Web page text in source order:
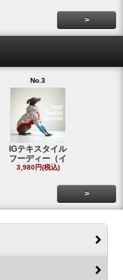
>
No.3
IGテキスタイル
フーディー（イ
3,980円(税込)
>